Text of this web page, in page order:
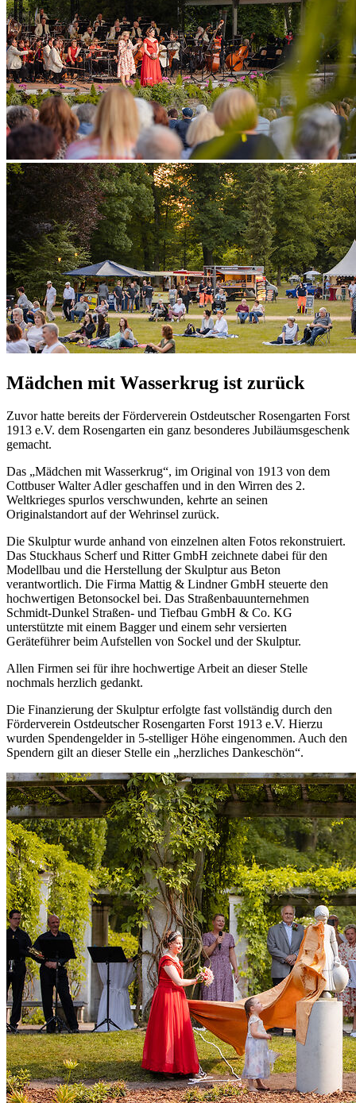
Mädchen mit Wasserkrug ist zurück
Zuvor hatte bereits der Förderverein Ostdeutscher Rosengarten Forst
1913 e.V. dem Rosengarten ein ganz besonderes Jubiläumsgeschenk
gemacht.
Das „Mädchen mit Wasserkrug“, im Original von 1913 von dem
Cottbuser Walter Adler geschaffen und in den Wirren des 2.
Weltkrieges spurlos verschwunden, kehrte an seinen
Originalstandort auf der Wehrinsel zurück.
Die Skulptur wurde anhand von einzelnen alten Fotos rekonstruiert.
Das Stuckhaus Scherf und Ritter GmbH zeichnete dabei für den
Modellbau und die Herstellung der Skulptur aus Beton
verantwortlich. Die Firma Mattig & Lindner GmbH steuerte den
hochwertigen Betonsockel bei. Das Straßenbauunternehmen
Schmidt-Dunkel Straßen- und Tiefbau GmbH & Co. KG
unterstützte mit einem Bagger und einem sehr versierten
Geräteführer beim Aufstellen von Sockel und der Skulptur.
Allen Firmen sei für ihre hochwertige Arbeit an dieser Stelle
nochmals herzlich gedankt.
Die Finanzierung der Skulptur erfolgte fast vollständig durch den
Förderverein Ostdeutscher Rosengarten Forst 1913 e.V. Hierzu
wurden Spendengelder in 5-stelliger Höhe eingenommen. Auch den
Spendern gilt an dieser Stelle ein „herzliches Dankeschön“.